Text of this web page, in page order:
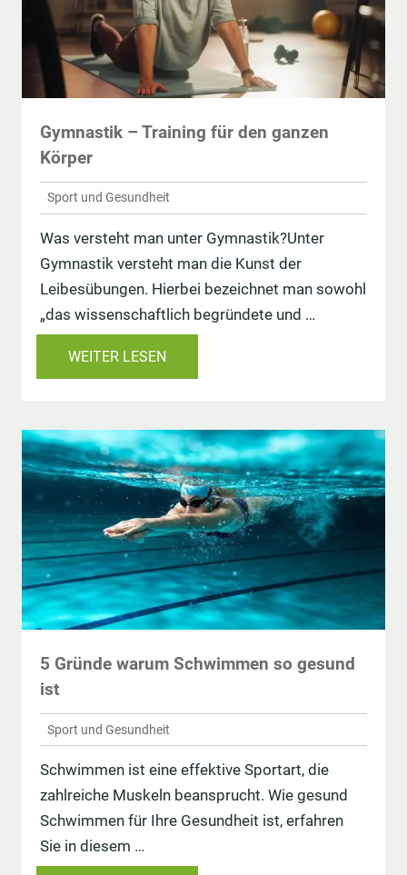
Gymnastik – Training für den ganzen
Körper
Sport und Gesundheit
Was versteht man unter Gymnastik?Unter
Gymnastik versteht man die Kunst der
Leibesübungen. Hierbei bezeichnet man sowohl
„das wissenschaftlich begründete und …
WEITER LESEN
5 Gründe warum Schwimmen so gesund
ist
Sport und Gesundheit
Schwimmen ist eine effektive Sportart, die
zahlreiche Muskeln beansprucht. Wie gesund
Schwimmen für Ihre Gesundheit ist, erfahren
Sie in diesem …